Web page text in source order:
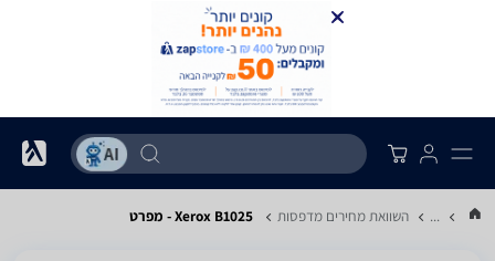
... השוואת מחירים מדפסות Xerox B1025 - מפרט